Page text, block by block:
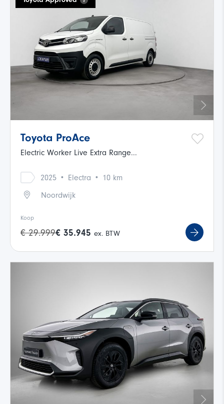
Toyota ProAce
Electric Worker Live Extra Range...
2025 · Electra ·
10 km
Noordwijk
Koop
€ 29.999€ 35.945 ex. BTW